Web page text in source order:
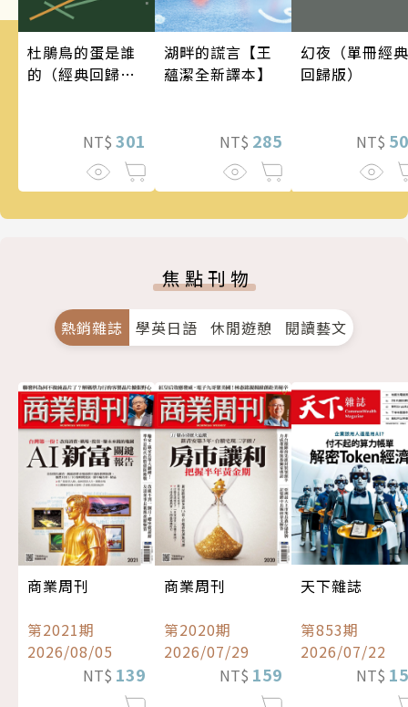
杜鵑鳥的蛋是誰
的（經典回歸
NT$ 301
湖畔的謊言【王
蘊潔全新譯本】
NT$ 285
幻夜（單冊經典
回歸版）
NT$
焦點刊物
熱銷雜誌 學英日語 休閒遊憩 閱讀藝文
商業周刊
第2021期
2026/08/05
NT$ 139
商業周刊
第2020期
2026/07/29
NT$ 159
天下雜誌
第853期
2026/07/22
NT$